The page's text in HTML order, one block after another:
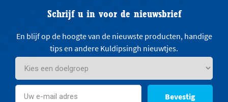
Schrijf u in voor de nieuwsbrief
En blijf op de hoogte van de nieuwste producten, handige
tips en andere Kuldipsingh nieuwtjes.
Bevestig